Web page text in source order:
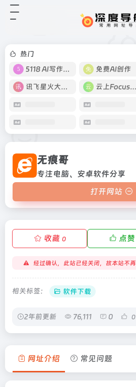
热门
5118 AI写作工具
免费AI创作
讯飞星火大模型 云上Focus接码
无痕哥
专注电脑、安卓软件分享
打开网站
收藏 0 点赞
经过确认，此站已经关闭，故本站不
相关标签： 软件下载
2年前更新 76,111 0 0
网址介绍 常见问题